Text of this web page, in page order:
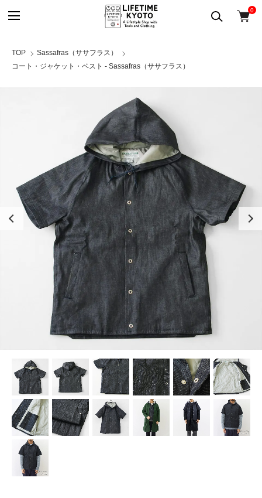
0
TOP
Sassafras（ササフラス）
コート・ジャケット・ベスト - Sassafras（ササフラス）